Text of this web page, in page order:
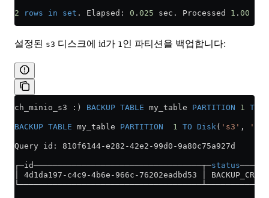
2 rows in set . Elapsed: 0 . 025 sec. Processed 1 . 00
설정된 s3 디스크에 id가 1 인 파티션을 백업합니다:
ch_minio_s3 :) BACKUP TABLE my_table PARTITION 1 TO
BACKUP TABLE my_table PARTITION
  1
TO Disk ( 's3' ,
Query id: 810f6144-e282 -42e2 - 99d0 - 9a80c75a927d
┌─id───────────────────────────────────┬─status
│ 4d1da197 - c4c9 -4b6e - 966c -76202eadbd53 │